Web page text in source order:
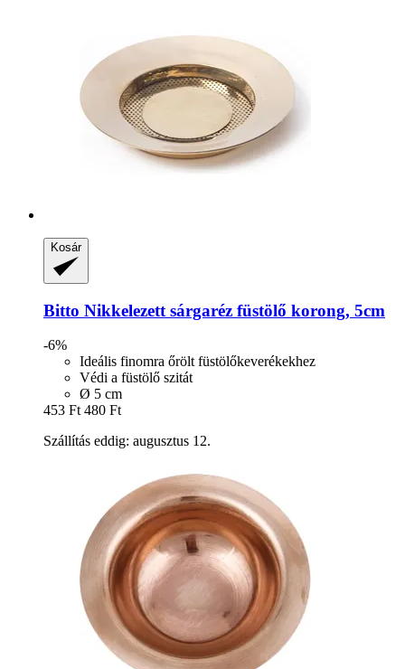
Kosár
Bitto Nikkelezett sárgaréz füstölő korong, 5cm
-6%
Ideális finomra őrölt füstölőkeverékekhez
Védi a füstölő szitát
Ø 5 cm
453 Ft 480 Ft
Szállítás eddig: augusztus 12.